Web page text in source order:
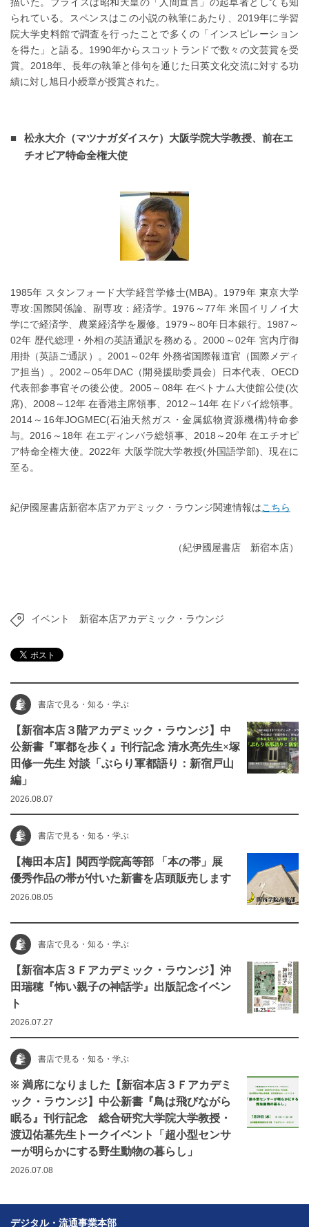
られている。スペンスはこの小説の執筆にあたり、2019年に学習
院大学史料館で調査を行ったことで多くの「インスピレーション
を得た」と語る。1990年からスコットランドで数々の文芸賞を受
賞。2018年、長年の執筆と俳句を通じた日英文化交流に対する功
績に対し旭日小綬章が授賞された。
松永大介（マツナガダイスケ）大阪学院大学教授、前在エ
チオピア特命全権大使
1985年 スタンフォード大学経営学修士(MBA)。1979年 東京大学
専攻:国際関係論、副専攻：経済学。1976～77年 米国イリノイ大
学にで経済学、農業経済学を履修。1979～80年日本銀行。1987～
02年 歴代総理・外相の英語通訳を務める。2000～02年 宮内庁御
用掛（英語ご通訳）。2001～02年 外務省国際報道官（国際メディ
ア担当）。2002～05年DAC（開発援助委員会）日本代表、OECD
代表部参事官その後公使。2005～08年 在ベトナム大使館公使(次
席)、2008～12年 在香港主席領事、2012～14年 在ドバイ総領事。
2014～16年JOGMEC(石油天然ガス・金属鉱物資源機構)特命参
与。2016～18年 在エディンバラ総領事、2018～20年 在エチオピ
ア特命全権大使。2022年 大阪学院大学教授(外国語学部)、現在に
至る。
紀伊國屋書店新宿本店アカデミック・ラウンジ関連情報はこちら
（紀伊國屋書店 新宿本店）
イベント 新宿本店アカデミック・ラウンジ
書店で見る・知る・学ぶ
【新宿本店３階アカデミック・ラウンジ】中
公新書『軍都を歩く』刊行記念 清水亮先生×塚
田修一先生 対談「ぶらり軍都語り：新宿戸山
編」
2026.08.07
書店で見る・知る・学ぶ
【梅田本店】関西学院高等部 「本の帯」展
優秀作品の帯が付いた新書を店頭販売します
2026.08.05
書店で見る・知る・学ぶ
【新宿本店３Ｆアカデミック・ラウンジ】沖
田瑞穂『怖い親子の神話学』出版記念イベン
ト
2026.07.27
書店で見る・知る・学ぶ
※ 満席になりました【新宿本店３Ｆアカデミ
ック・ラウンジ】中公新書『鳥は飛びながら
眠る』刊行記念 総合研究大学院大学教授・
渡辺佑基先生トークイベント「超小型センサ
ーが明らかにする野生動物の暮らし」
2026.07.08
デジタル・流通事業本部